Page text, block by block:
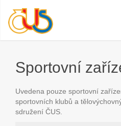
Sportovní
Uvedena pouze sportovní
sportovních klubů a
sdružení ČUS.